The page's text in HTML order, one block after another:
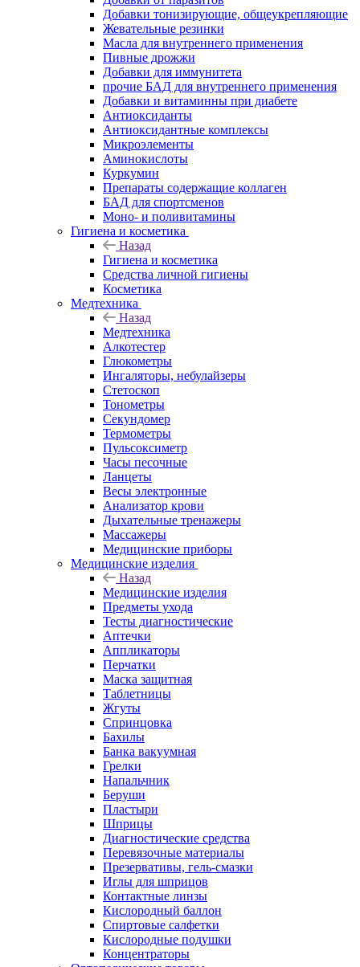
Добавки тонизирующие, общеукрепляющие
Жевательные резинки
Масла для внутреннего применения
Пивные дрожжи
Добавки для иммунитета
прочие БАД для внутреннего применения
Добавки и витаминны при диабете
Антиоксиданты
Антиоксидантные комплексы
Микроэлементы
Аминокислоты
Куркумин
Препараты содержащие коллаген
БАД для спортсменов
Моно- и поливитамины
Гигиена и косметика
Назад
Гигиена и косметика
Средства личной гигиены
Косметика
Медтехника
Назад
Медтехника
Алкотестер
Глюкометры
Ингаляторы, небулайзеры
Стетоскоп
Тонометры
Секундомер
Термометры
Пульсоксиметр
Часы песочные
Ланцеты
Весы электронные
Анализатор крови
Дыхательные тренажеры
Массажеры
Медицинские приборы
Медицинские изделия
Назад
Медицинские изделия
Предметы ухода
Тесты диагностические
Аптечки
Аппликаторы
Перчатки
Маска защитная
Таблетницы
Жгуты
Спринцовка
Бахилы
Банка вакуумная
Грелки
Напальчник
Беруши
Пластыри
Шприцы
Диагностические средства
Перевязочные материалы
Презервативы, гель-смазки
Иглы для шприцов
Контактные линзы
Кислородный баллон
Спиртовые салфетки
Кислородные подушки
Концентраторы